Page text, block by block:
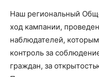
Наш региональный
ход кампании,
наблюдателей,
контроль за
граждан, за